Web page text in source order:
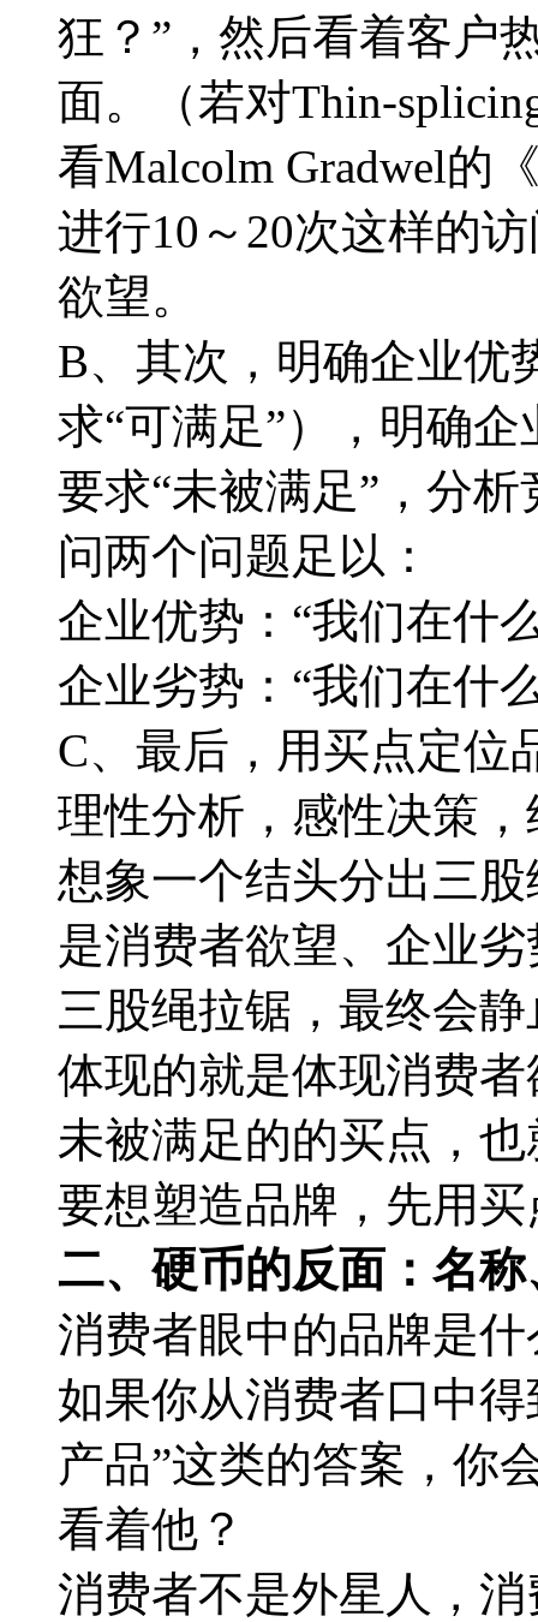
狂？”，然后看着客户
面。（若对Thin-
看Malcolm Gradwel的
进行10～20次这样的
欲望。
B、其次，明确企业优
求“可满足”），明确
要求“未被满足”，分
问两个问题足以：
企业优势：“我们在什
企业劣势：“我们在什
C、最后，用买点定位
理性分析，感性决策
想象一个结头分出三
是消费者欲望、企业
三股绳拉锯，最终会
体现的就是体现消费
未被满足的的买点，
要想塑造品牌，先用
二、硬币的反面：名
消费者眼中的品牌是什
如果你从消费者口中
产品”这类的答案，你
看着他？
消费者不是外星人，